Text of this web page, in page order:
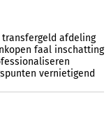
transfergeld afdeling
faal inschatting
vernietigend